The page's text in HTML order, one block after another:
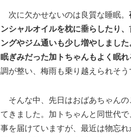
次に欠かせないのは良質な睡眠。
ンシャルオイルを枕に垂らしたり
ングやジム通いも少し増やしまし
眠ぎみだった加トちゃんもよく眠れ
調が整い、梅雨も乗り越えられそう
そんな中、先日はおばあちゃんの
てきました。加トちゃんと同世代
事を届けていますが、最近は物忘